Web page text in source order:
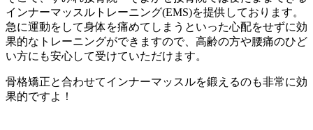
インナーマッスルトレーニング(EMS)を提供しております。
急に運動をして身体を痛めてしまうといった心配をせずに効
果的なトレーニングができますので、高齢の方や腰痛のひど
い方にも安心して受けていただけます。
骨格矯正と合わせてインナーマッスルを鍛えるのも非常に効
果的ですよ！